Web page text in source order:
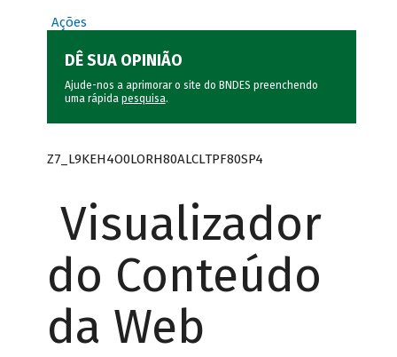
Ações
DÊ SUA OPINIÃO
Ajude-nos a aprimorar o site do BNDES preenchendo
uma rápida pesquisa.
Z7_L9KEH4O0LORH80ALCLTPF80SP4
Visualizador
do Conteúdo
da Web